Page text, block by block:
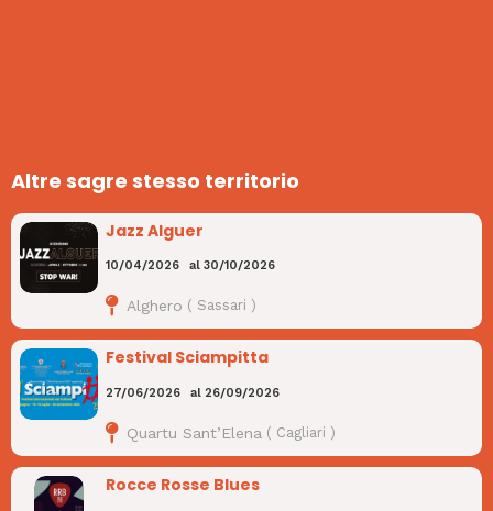
Altre sagre stesso territorio
Jazz Alguer
10/04/2026 al 30/10/2026
Alghero ( Sassari )
Festival Sciampitta
27/06/2026 al 26/09/2026
Quartu Sant’Elena ( Cagliari )
Rocce Rosse Blues